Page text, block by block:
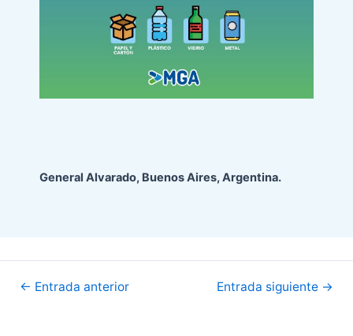
General Alvarado, Buenos Aires, Argentina.
Navegación
← Entrada anterior Entrada siguiente →